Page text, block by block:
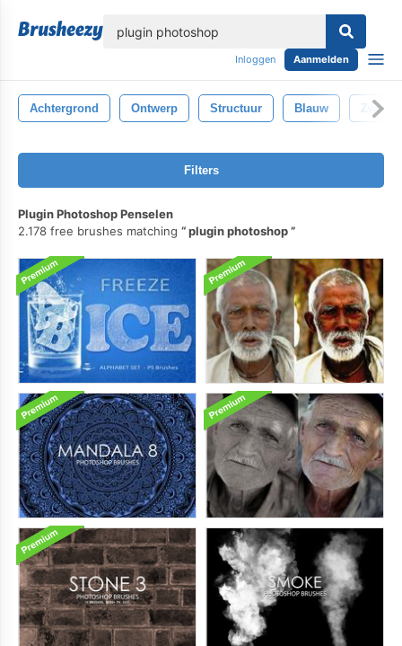
Inloggen Aanmelden
Achtergrond Ontwerp Structuur Blauw Zwart
Filters
Plugin Photoshop Penselen
2.178 free brushes matching
plugin photoshop